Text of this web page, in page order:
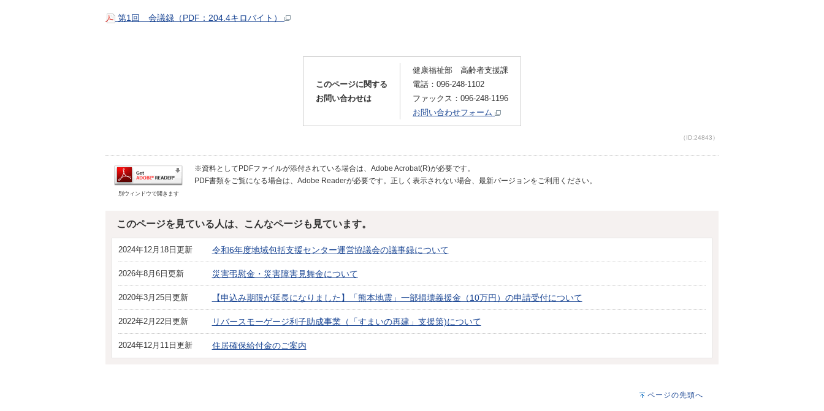
第1回 会議録（PDF：204.4キロバイト）
このページに関する
お問い合わせは
健康福祉部 高齢者支援課
電話：096-248-1102
ファックス：096-248-1196
お問い合わせフォーム
（ID:24843）
別ウィンドウで開きます
※資料としてPDFファイルが添付されている場合は、Adobe Acrobat(R)が必要です。
PDF書類をご覧になる場合は、Adobe Readerが必要です。正しく表示されない場合、最新バージョンをご利用ください。
このページを見ている人は、こんなページも見ています。
2024年12月18日更新 令和6年度地域包括支援センター運営協議会の議事録について
2026年8月6日更新 災害弔慰金・災害障害見舞金について
2020年3月25日更新 【申込み期限が延長になりました】「熊本地震」一部損壊義援金（10万円）の申請受付について
2022年2月22日更新 リバースモーゲージ利子助成事業（「すまいの再建」支援策)について
2024年12月11日更新 住居確保給付金のご案内
ページの先頭へ